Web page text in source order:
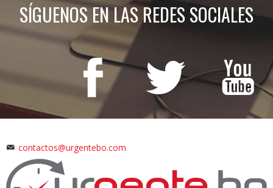
SÍGUENOS EN LAS REDES SOCIALES
contactos@urgentebo.com